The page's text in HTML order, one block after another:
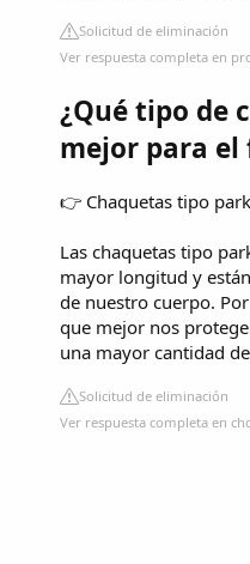
Solicitud de eliminación
Ver respuesta completa en
¿Qué tipo de
mejor para el
👉 Chaquetas tipo
Las chaquetas tipo
mayor longitud y
de nuestro cuerpo.
que mejor nos
una mayor cantidad
Solicitud de eliminación
Ver respuesta completa en